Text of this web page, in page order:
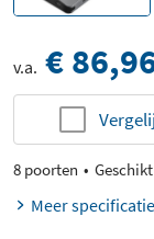
v.a. €
8 poorten
Meer